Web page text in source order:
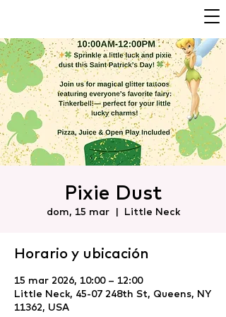
Pixie Dust
dom, 15 mar
  |
Little Neck
Horario y ubicación
15 mar 2026, 10:00 – 12:00
Little Neck, 45-07 248th St, Queens, NY
11362, USA